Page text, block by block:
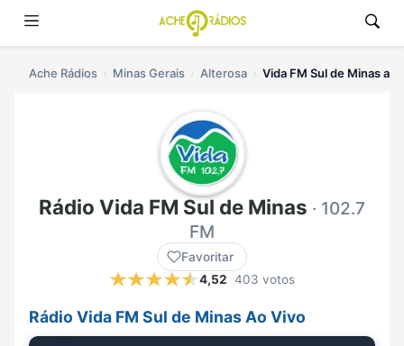
Ache Rádios Minas Gerais Alterosa Vida FM Sul de Minas ao
Rádio Vida FM Sul de Minas · 102.7
FM
Favoritar
4,52 403 votos
Rádio Vida FM Sul de Minas Ao Vivo